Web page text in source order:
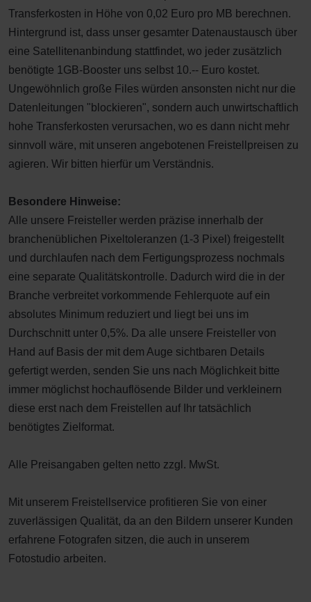
Transferkosten in Höhe von 0,02 Euro pro MB berechnen.
Hintergrund ist, dass unser gesamter Datenaustausch über
eine Satellitenanbindung stattfindet, wo jeder zusätzlich
benötigte 1GB-Booster uns selbst 10.-- Euro kostet.
Ungewöhnlich große Files würden ansonsten nicht nur die
Datenleitungen "blockieren", sondern auch unwirtschaftlich
hohe Transferkosten verursachen, wo es dann nicht mehr
sinnvoll wäre, mit unseren angebotenen Freistellpreisen zu
agieren. Wir bitten hierfür um Verständnis.
Besondere Hinweise:
Alle unsere Freisteller werden präzise innerhalb der
branchenüblichen Pixeltoleranzen (1-3 Pixel) freigestellt
und durchlaufen nach dem Fertigungsprozess nochmals
eine separate Qualitätskontrolle. Dadurch wird die in der
Branche verbreitet vorkommende Fehlerquote auf ein
absolutes Minimum reduziert und liegt bei uns im
Durchschnitt unter 0,5%. Da alle unsere Freisteller von
Hand auf Basis der mit dem Auge sichtbaren Details
gefertigt werden, senden Sie uns nach Möglichkeit bitte
immer möglichst hochauflösende Bilder und verkleinern
diese erst nach dem Freistellen auf Ihr tatsächlich
benötigtes Zielformat.
Alle Preisangaben gelten netto zzgl. MwSt.
Mit unserem Freistellservice profitieren Sie von einer
zuverlässigen Qualität, da an den Bildern unserer Kunden
erfahrene Fotografen sitzen, die auch in unserem
Fotostudio arbeiten.